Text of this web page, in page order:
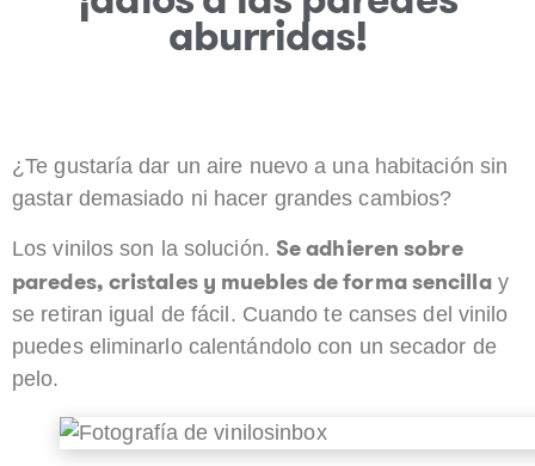
aburridas!
¿Te gustaría dar un aire nuevo a una habitación sin
gastar demasiado ni hacer grandes cambios?
Los vinilos son la solución. Se adhieren sobre
paredes, cristales y muebles de forma sencillay
se retiran igual de fácil. Cuando te canses del vinilo
puedes eliminarlo calentándolo con un secador de
pelo.